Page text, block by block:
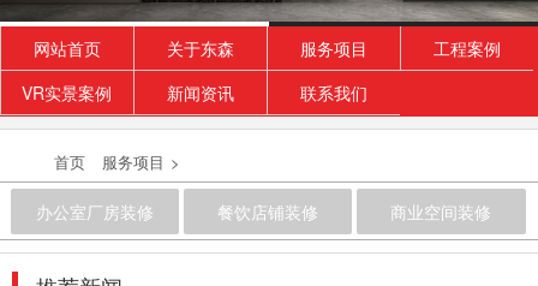
网站首页 关于东森 服务项目
工程案例
VR实景案例
新闻资讯 联系我们
首页 服务项目 >
办公室厂房装修 餐饮店铺装修 商业空间装修
本案虽屋况老旧，基地面积却很大，让设计团队
得以大刀阔斧发挥空间配置专业以及安全建设。
设计师...
2018-07-23
深圳装修设计为什么要选深圳东森装饰公司？
2、深圳东森装饰是标准化成熟施工组织，大批
量...